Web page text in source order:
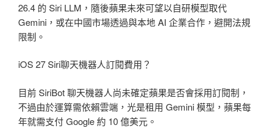
26.4 的 Siri LLM，隨後蘋果未來可望以自研模型取代
Gemini，或在中國市場透過與本地 AI 企業合作，避開法規
限制。
iOS 27 Siri聊天機器人訂閱費用？
目前 SiriBot 聊天機器人尚未確定蘋果是否會採用訂閱制，
不過由於運算需依賴雲端，光是租用 Gemini 模型，蘋果每
年就需支付 Google 約 10 億美元。